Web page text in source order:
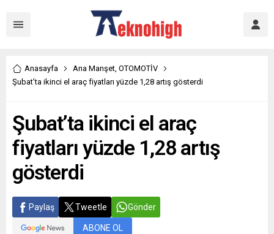
Anasayfa Ana Manşet, OTOMOTİV
Şubat’ta ikinci el araç fiyatları yüzde 1,28 artış gösterdi
Şubat’ta ikinci el araç
fiyatları yüzde 1,28 artış
gösterdi
Paylaş Tweetle Gönder
ABONE OL